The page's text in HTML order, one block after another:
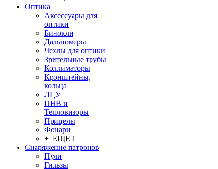
Оптика
Аксессуары для
оптики
Бинокли
Дальномеры
Чехлы для оптики
Зрительные трубы
Коллиматоры
Кронштейны,
кольца
ЛЦУ
ПНВ и
Тепловизоры
Прицелы
Фонари
+ ЕЩЕ 1
Снаряжение патронов
Пули
Гильзы